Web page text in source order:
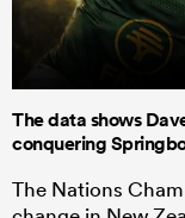
The data shows
conquering
The Nations